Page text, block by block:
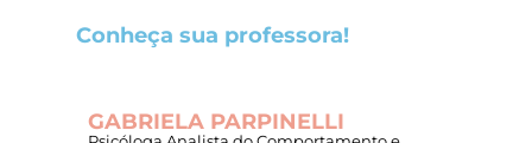
Conheça sua professora!
GABRIELA PARPINELLI